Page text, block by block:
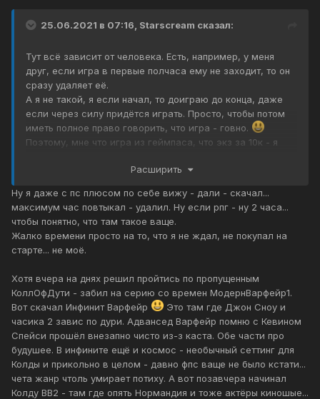
25.06.2021 в 07:16, Starscream сказал:
Тут всё зависит от человека. Есть, например, у меня
друг, если игра в первые полчаса ему не заходит, то он
сразу удаляет её.
А я не такой, я если начал, то доиграю до конца, даже
если через силу придётся играть. Просто, чтобы потом
иметь полное право говорить, что игра - говно.
Поэтому, мне что игра из геймпаса, что экз за 10к - я
Расширить
Ну я даже с пс плюсом по себе вижу - дали - скачал...
максимум час повтыкал - удалил. Ну если рпг - ну 2 часа...
чтобы понятно, что там такое ваще.
Жалко времени просто на то, что я не ждал, не покупал на
старте... не моё.
Хотя вчера на днях решил пройтись по пропущенным
КоллОфДути - забил на серию со времен МодернВарфейр1.
Вот скачал Инфинит Варфейр
Это там где Джон Сноу и
часика 2 завис по дури. Адвансед Варфейр помню с Кевином
Спейси прошёл внезапно чисто из-з каста. Обе части про
будушее. В инфините ещё и космос - необычный сеттинг для
Колды и прикольно в целом - давно фпс ваще не было кстати...
чета жанр чтоль умирает потиху. А вот позавчера начинал
Колду ВВ2 - там где опять Нормандия и тоже актёры киношые...